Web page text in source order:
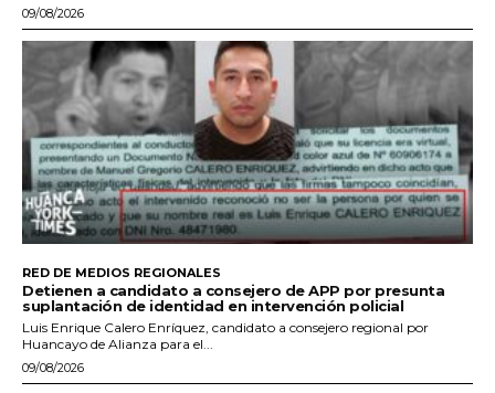
09/08/2026
RED DE MEDIOS REGIONALES
Detienen a candidato a consejero de APP por presunta
suplantación de identidad en intervención policial
Luis Enrique Calero Enríquez, candidato a consejero regional por
Huancayo de Alianza para el...
09/08/2026